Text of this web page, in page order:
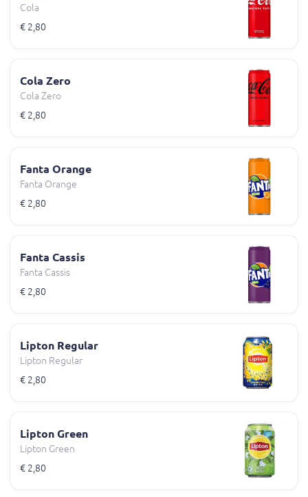
Cola
€ 2,80
Cola Zero
Cola Zero
€ 2,80
Fanta Orange
Fanta Orange
€ 2,80
Fanta Cassis
Fanta Cassis
€ 2,80
Lipton Regular
Lipton Regular
€ 2,80
Lipton Green
Lipton Green
€ 2,80